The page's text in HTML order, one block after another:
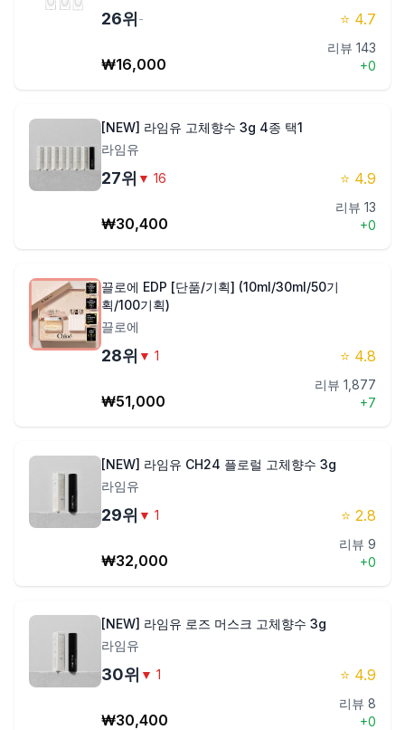
26위 - ⭐ 4.7
₩16,000
리뷰 143
+0
[NEW] 라임유 고체향수 3g 4종 택1
라임유
27위 ▼ 16 ⭐ 4.9
₩30,400
리뷰 13
+0
끌로에 EDP [단품/기획] (10ml/30ml/50기
획/100기획)
끌로에
28위 ▼ 1 ⭐ 4.8
₩51,000
리뷰 1,877
+7
[NEW] 라임유 CH24 플로럴 고체향수 3g
라임유
29위 ▼ 1 ⭐ 2.8
₩32,000
리뷰 9
+0
[NEW] 라임유 로즈 머스크 고체향수 3g
라임유
30위 ▼ 1 ⭐ 4.9
₩30,400
리뷰 8
+0